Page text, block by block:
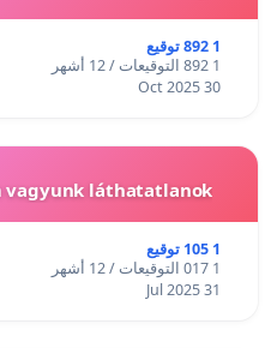
1 892 توقيع
1 892 التوقيعات / 12 أشهر
30 Oct 2025
láthatatlanok!
1 105 توقيع
1 017 التوقيعات / 12 أشهر
31 Jul 2025